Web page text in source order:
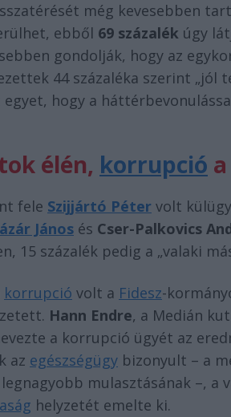
még kevesebben
ebből 69 százalék úgy
gondolják, hogy az
44 százaléka szerint „jól
hogy a
élén, korrupció
fele Szijjártó Péter volt
János és Cser-Palkovics
15 százalék pedig a „valaki
korrupció volt a Fidesz-
Hann Endre, a Medián
a korrupció ügyét az
az egészségügy bizonyult – a
mulasztásának –, a
helyzetét emelte ki.